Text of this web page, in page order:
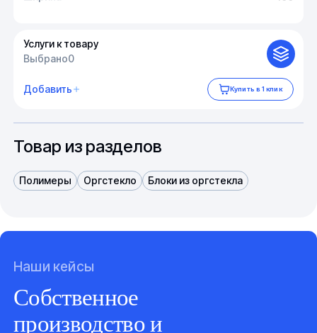
Услуги к товару
Выбрано0
Добавить Купить в 1 клик
Товар из разделов
Полимеры Оргстекло Блоки из оргстекла
Наши кейсы
Собственное
производство и